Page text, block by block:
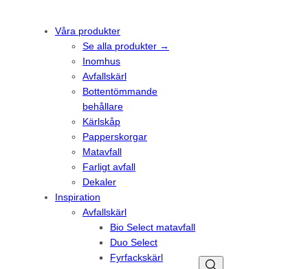
Våra produkter
Se alla produkter →
Inomhus
Avfallskärl
Bottentömmande
behållare
Kärlskåp
Papperskorgar
Matavfall
Farligt avfall
Dekaler
Inspiration
Avfallskärl
Bio Select matavfall
Duo Select
Fyrfackskärl